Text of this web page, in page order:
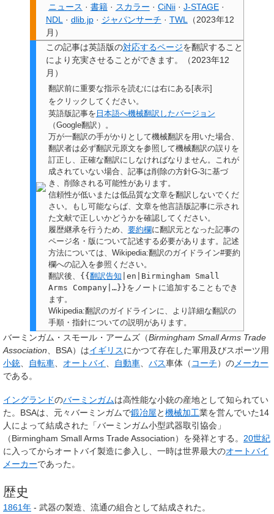
ニュース · 書籍 · スカラー · CiNii · J-STAGE ·
NDL · dlib.jp · ジャパンサーチ · TWL（2023年12
月 ）
この記事は英語版の対応するページを翻訳すること
により充実させることができます。
（2023年12
月 ）
翻訳前に重要な指示を読むには右にある[表示]
をクリックしてください。
英語版記事を 日本語へ機械翻訳したバージョン
（Google翻訳）。
万が一翻訳の手がかりとして機械翻訳を用いた場合、
翻訳者は必ず翻訳元原文を参照して機械翻訳の誤りを
訂正し、正確な翻訳にしなければなりません。これが
成されていない場合、 記事は削除の方針G-3に基づ
き、削除される可能性があります。
信頼性が低いまたは低品質な文章を翻訳しないでくだ
さい。もし可能ならば、文章を他言語版記事に示され
た文献で正しいかどうかを確認してください。
履歴継承を行うため、 要約欄に翻訳元となった記事の
ページ名・版について記述する必要があります。記述
方法については、Wikipedia:翻訳のガイドライン#要約
欄への記入を参照ください。
翻訳後、 {{翻訳告知 |en|Birmingham Small
Arms Company|…}}をノートに追加することもでき
ます。
Wikipedia:翻訳のガイドラインに、より詳細な翻訳の
手順・指針についての説明があります。
バーミンガム・スモール・アームズ （Birmingham Small Arms Trade
Association
BSA）はイギリスにかつて存在した軍用及びスポーツ用
小銃
自転車 オートバイ 自動車 バス車体（ コーチ）の メーカー
である。
イングランドのバーミンガムは高性能な小銃の産地として知られてい
た。BSAは、元々バーミンガムで鍛冶屋と機械加工業を営んでいた14
人によって結成された「バーミンガム小型武器取引協会」
（Birmingham Small Arms Trade Association）を発祥とする。 20世紀
に入ってからオートバイ製造に参入し、一時は世界最大のオートバイ
メーカーであった。
歴史
1861年 - 武器の製造、流通の組合として結成された。